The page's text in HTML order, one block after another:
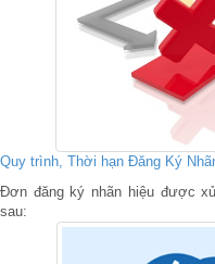
Quy trình, Thời hạn Đăng Ký
Đơn đăng ký nhãn hiệu được
sau: